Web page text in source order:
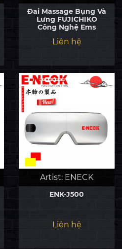
Đai Massage Bụng Và
Lưng FUJICHIKO
Công Nghệ Ems
Liên hệ
Artist: ENECK
ENK-J500
Liên hệ